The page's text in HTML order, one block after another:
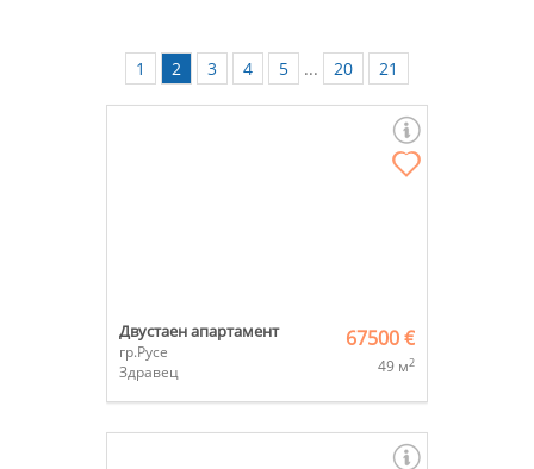
1 2 3 4 5 ... 20 21
Двустаен апартамент
гр.Русе
Здравец
67500 €
49 м2